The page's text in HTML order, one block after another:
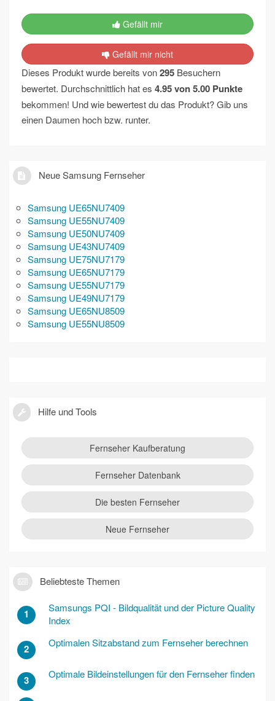
Gefällt mir
Gefällt mir nicht
Dieses Produkt wurde bereits von295 Besuchern
bewertet. Durchschnittlich hat es 4.95von5.00 Punkte
bekommen! Und wie bewertest du das Produkt? Gib uns
einen Daumen hoch bzw. runter.
Neue Samsung Fernseher
Samsung UE65NU7409
Samsung UE55NU7409
Samsung UE50NU7409
Samsung UE43NU7409
Samsung UE75NU7179
Samsung UE65NU7179
Samsung UE55NU7179
Samsung UE49NU7179
Samsung UE65NU8509
Samsung UE55NU8509
Hilfe und Tools
Fernseher Kaufberatung
Fernseher Datenbank
Die besten Fernseher
Neue Fernseher
Beliebteste Themen
1
Samsungs PQI - Bildqualität und der Picture Quality
Index
2 Optimalen Sitzabstand zum Fernseher berechnen
3 Optimale Bildeinstellungen für den Fernseher finden